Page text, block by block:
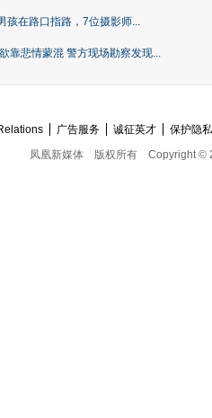
孩在路口指路，7位摄影师...
靠悲情蒙混 警方现场勘察发现...
广告服务 诚征英才
保护隐
凤凰新媒体
版权所有 Copyright ©